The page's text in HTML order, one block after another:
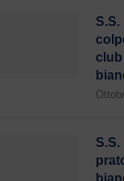
club